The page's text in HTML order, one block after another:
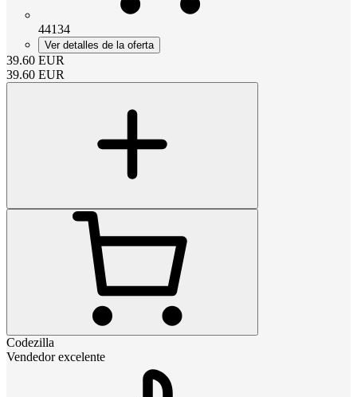
44134
Ver detalles de la oferta
39.60 EUR
39.60 EUR
Codezilla
Vendedor excelente